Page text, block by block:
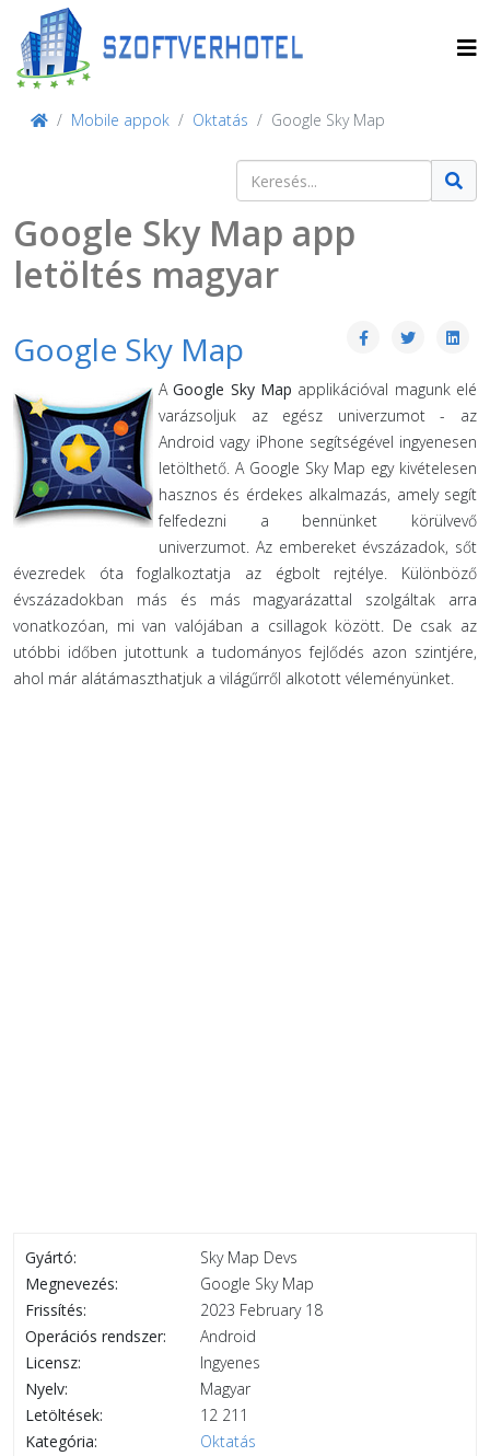
Mobile appok Oktatás Google Sky Map
Keresés
Google Sky Map app
letöltés magyar
Google Sky Map
AGoogle Sky Map applikációval magunk elé
varázsoljuk az egész univerzumot - az
Android vagy iPhone segítségével ingyenesen
letölthető. A Google Sky Map egy kivételesen
hasznos és érdekes alkalmazás, amely segít
felfedezni a bennünket körülvevő
univerzumot. Az embereket évszázadok, sőt
évezredek óta foglalkoztatja az égbolt rejtélye. Különböző
évszázadokban más és más magyarázattal szolgáltak arra
vonatkozóan, mi van valójában a csillagok között. De csak az
utóbbi időben jutottunk a tudományos fejlődés azon szintjére,
ahol már alátámaszthatjuk a világűrről alkotott véleményünket.
Gyártó:
Sky Map Devs
Megnevezés:
Google Sky Map
Frissítés:
2023 February 18
Operációs rendszer:
Android
Licensz:
Ingyenes
Nyelv:
Magyar
Letöltések:
12 211
Kategória:
Oktatás